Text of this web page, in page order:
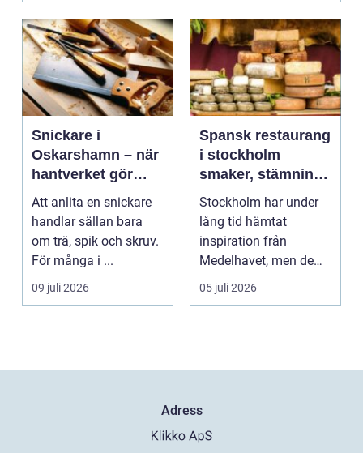
Snickare i
Oskarshamn – när
hantverket gör
skillnad i vardagen
Att anlita en snickare
handlar sällan bara
om trä, spik och skruv.
För många i ...
09 juli 2026
Spansk restaurang
i stockholm
smaker, stämning
och smarta val
Stockholm har under
lång tid hämtat
inspiration från
Medelhavet, men de
senaste åren har
spanska res...
05 juli 2026
Adress